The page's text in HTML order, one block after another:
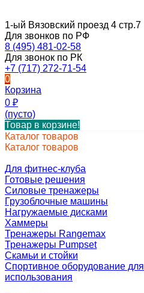
1-ый Вязовский проезд 4 стр.7
Для звонков по РФ
8 (495) 481-02-58
Для звонок по РК
+7 (717) 272-71-54
0
Корзина
0 ₽
(пусто)
Товар в корзине!
Каталог товаров
Каталог товаров
Для фитнес-клуба
Готовые решения
Силовые тренажеры
Грузоблочные машины
Нагружаемые дисками
Хаммеры
Тренажеры Rangemax
Тренажеры Pumpset
Скамьи и стойки
Спортивное оборудование
использования